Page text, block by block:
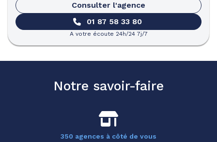
Consulter l'agence
01 87 58 33 80
A votre écoute 24h/24 7j/7
Notre savoir-faire
350 agences à côté de vous